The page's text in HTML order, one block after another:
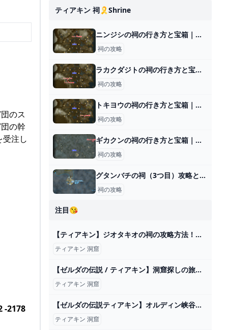
のス
の幹
注し
-2178
ティアキン 祠🎗️shrine
ニンジシの祠の行き方と宝箱｜ラウルの祝福
祠の攻略
ラカクダジトの祠の行き方と宝箱｜ラウルの祝福
祠の攻略
トキヨウの祠の行き方と宝箱｜ラウルの祝福
祠の攻略
ギカクンの祠の行き方と宝箱｜球体ギミックの解説
祠の攻略
グタンバチの祠（3つ目）攻略と宝箱｜昇り上がる力
祠の攻略
注目😘
【ティアキン】ジオタキオの祠の攻略方法！【ゼルダの伝説TotK】
ティアキン 洞窟
【ゼルダの伝説 / ティアキン】洞窟探しの旅！(中央ハイラル編)【みつあめ/#新人Vtuber】 - YouTube
ティアキン 洞窟
【ゼルダの伝説ティアキン】オルディン峡谷鳥望台エリアの洞窟（マヨイ）を全攻略 Part131 - YouTube
ティアキン 洞窟